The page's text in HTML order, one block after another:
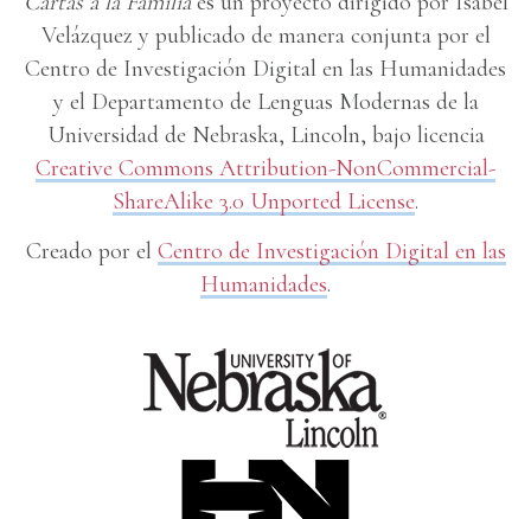
Velázquez y publicado de manera conjunta por el
Centro de Investigación Digital en las Humanidades
y el Departamento de Lenguas Modernas de la
Universidad de Nebraska, Lincoln, bajo licencia
Creative Commons Attribution-NonCommercial-
ShareAlike 3.0 Unported License.
Creado por el Centro de Investigación Digital en las
Humanidades.